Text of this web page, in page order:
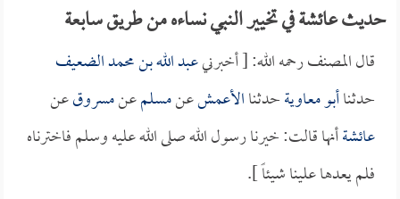
حديث عائشة في تخيير النبي نساءه من طريق سابعة
قال المصنف رحمه الله: [ أخبرنيعبد الله بن محمد الضعيف
حدثناأبو معاويةحدثناالأعمشعنمسلمعنمسروقعن
عائشةأنها قالت: خيرنا رسول الله صلى الله عليه وسلم فاخترناه
فلم يعدها علينا شيئاً ].